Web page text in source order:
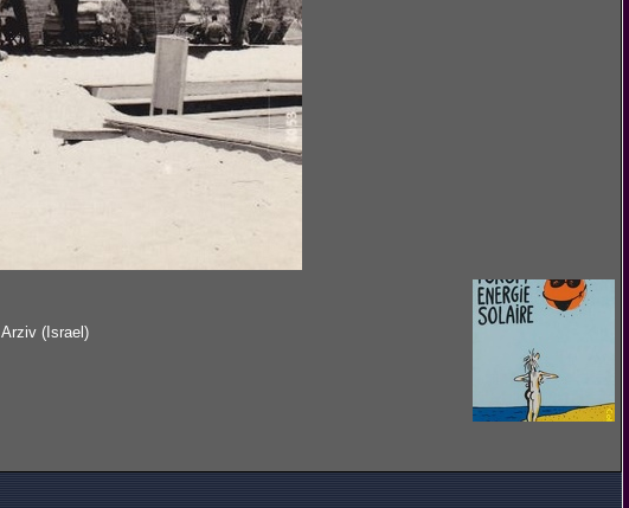
Arziv (Israel)